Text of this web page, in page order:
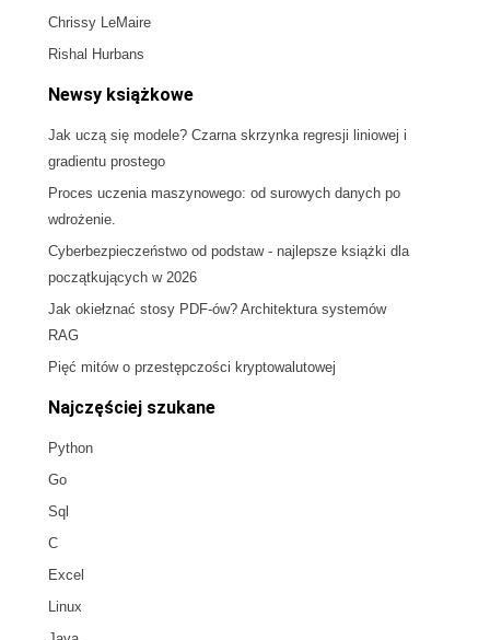
Chrissy LeMaire
Rishal Hurbans
Newsy książkowe
Jak uczą się modele? Czarna skrzynka regresji liniowej i
gradientu prostego
Proces uczenia maszynowego: od surowych danych po
wdrożenie.
Cyberbezpieczeństwo od podstaw - najlepsze książki dla
początkujących w 2026
Jak okiełznać stosy PDF-ów? Architektura systemów
RAG
Pięć mitów o przestępczości kryptowalutowej
Najczęściej szukane
Python
Go
Sql
C
Excel
Linux